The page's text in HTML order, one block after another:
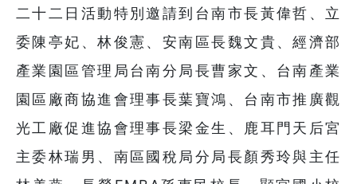
二十二日活動特別邀請到台南市長黃偉哲、立
委陳亭妃、林俊憲、安南區長魏文貴、經濟部
產業園區管理局台南分局長曹家文、台南產業
園區廠商協進會理事長葉寶鴻、台南市推廣觀
光工廠促進協會理事長梁金生、鹿耳門天后宮
主委林瑞男、南區國稅局分局長顏秀玲與主任